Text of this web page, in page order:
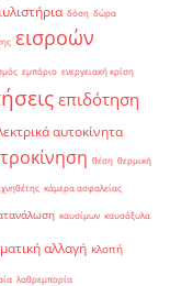
δόση δώρα
εισροών
εμπόριο ενεργειακή κρίση
επιδότηση
αυτοκίνητα
θέση θερμική
κάμερα ασφαλείας
καυσίμων καυσόξυλα
αλλαγή κλοπή
λαθρεμπορία